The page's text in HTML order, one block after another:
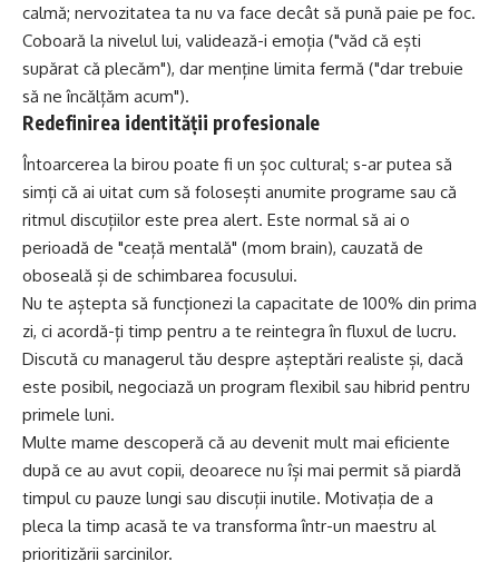
calmă; nervozitatea ta nu va face decât să pună paie pe foc.
Coboară la nivelul lui, validează-i emoția ("văd că ești
supărat că plecăm"), dar menține limita fermă ("dar trebuie
să ne încălțăm acum").
Redefinirea identității profesionale
Întoarcerea la birou poate fi un șoc cultural; s-ar putea să
simți că ai uitat cum să folosești anumite programe sau că
ritmul discuțiilor este prea alert. Este normal să ai o
perioadă de "ceață mentală" (mom brain), cauzată de
oboseală și de schimbarea focusului.
Nu te aștepta să funcționezi la capacitate de 100% din prima
zi, ci acordă-ți timp pentru a te reintegra în fluxul de lucru.
Discută cu managerul tău despre așteptări realiste și, dacă
este posibil, negociază un program flexibil sau hibrid pentru
primele luni.
Multe mame descoperă că au devenit mult mai eficiente
după ce au avut copii, deoarece nu își mai permit să piardă
timpul cu pauze lungi sau discuții inutile. Motivația de a
pleca la timp acasă te va transforma într-un maestru al
prioritizării sarcinilor.